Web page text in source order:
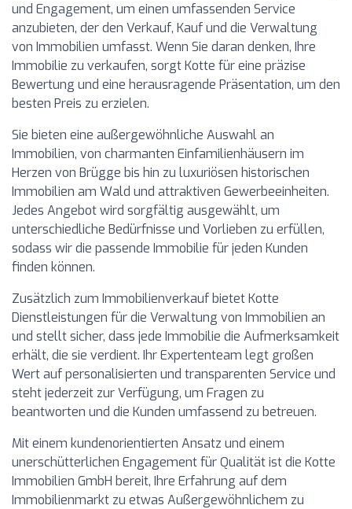
und Engagement, um einen umfassenden Service
anzubieten, der den Verkauf, Kauf und die Verwaltung
von Immobilien umfasst. Wenn Sie daran denken, Ihre
Immobilie zu verkaufen, sorgt Kotte für eine präzise
Bewertung und eine herausragende Präsentation, um den
besten Preis zu erzielen.
Sie bieten eine außergewöhnliche Auswahl an
Immobilien, von charmanten Einfamilienhäusern im
Herzen von Brügge bis hin zu luxuriösen historischen
Immobilien am Wald und attraktiven Gewerbeeinheiten.
Jedes Angebot wird sorgfältig ausgewählt, um
unterschiedliche Bedürfnisse und Vorlieben zu erfüllen,
sodass wir die passende Immobilie für jeden Kunden
finden können.
Zusätzlich zum Immobilienverkauf bietet Kotte
Dienstleistungen für die Verwaltung von Immobilien an
und stellt sicher, dass jede Immobilie die Aufmerksamkeit
erhält, die sie verdient. Ihr Expertenteam legt großen
Wert auf personalisierten und transparenten Service und
steht jederzeit zur Verfügung, um Fragen zu
beantworten und die Kunden umfassend zu betreuen.
Mit einem kundenorientierten Ansatz und einem
unerschütterlichen Engagement für Qualität ist die Kotte
Immobilien GmbH bereit, Ihre Erfahrung auf dem
Immobilienmarkt zu etwas Außergewöhnlichem zu